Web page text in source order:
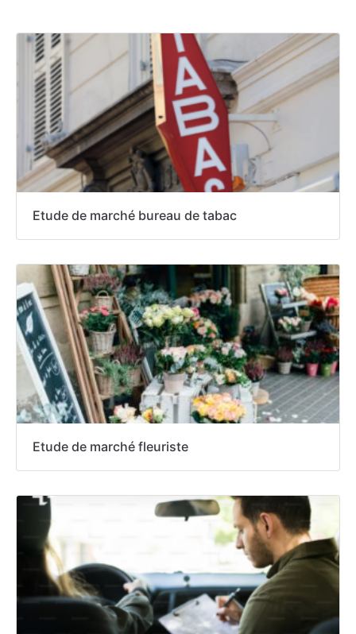
Etude de marché bureau de tabac
Etude de marché fleuriste